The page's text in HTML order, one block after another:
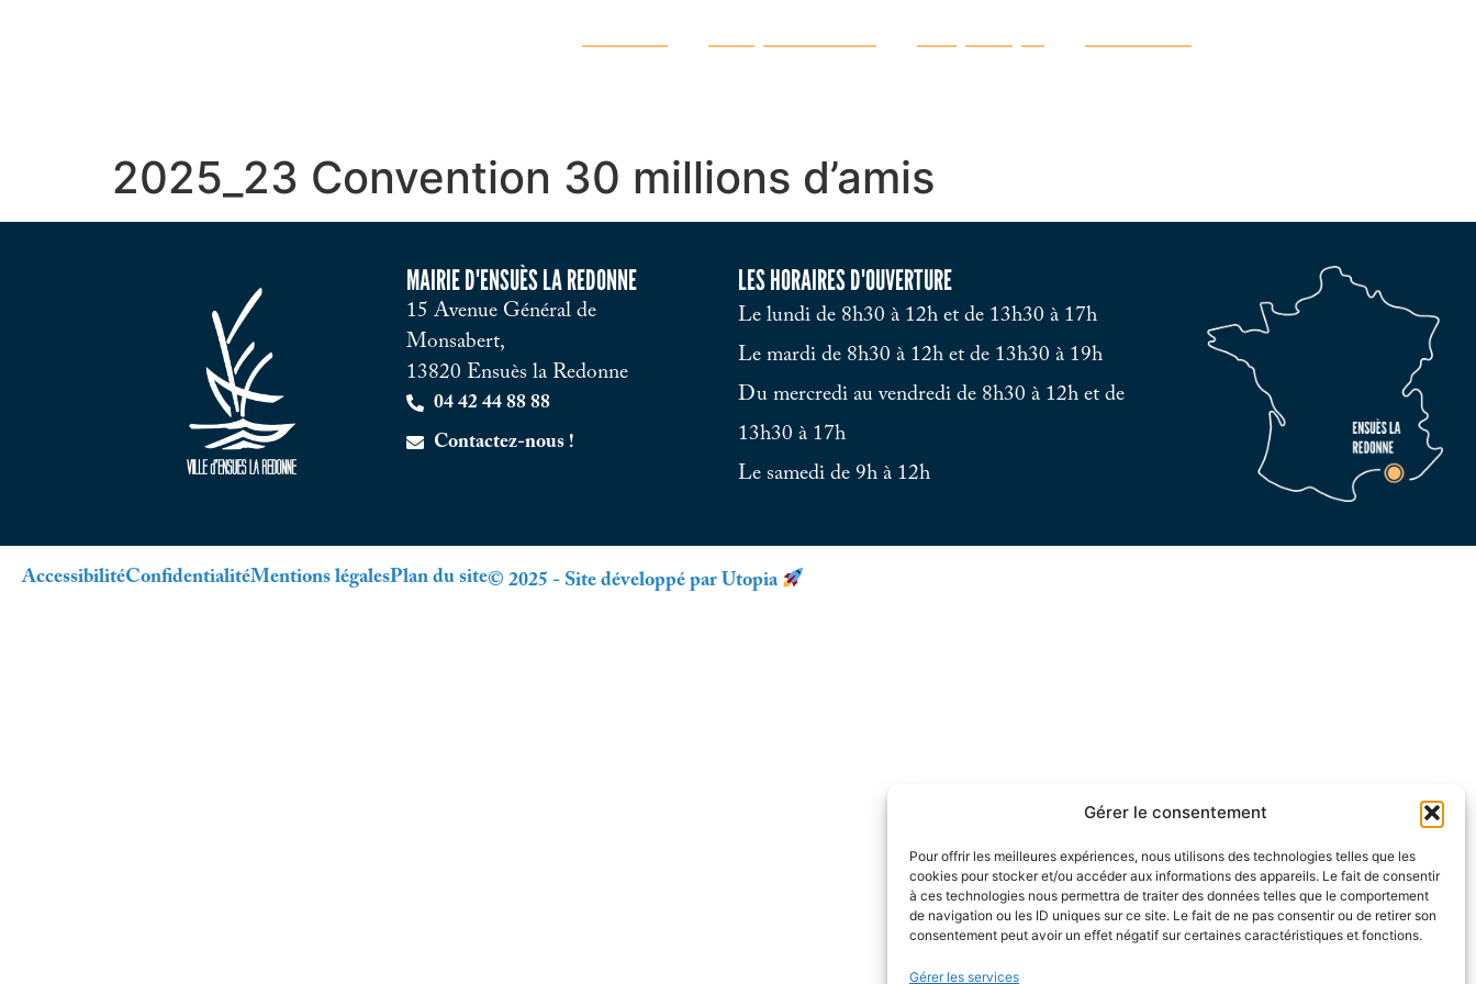
Gérer le consentement
Pour offrir les meilleures expériences, nous utilisons des technologies telles que les
cookies pour stocker et/ou accéder aux informations des appareils. Le fait de consentir
à ces technologies nous permettra de traiter des données telles que le comportement
de navigation ou les ID uniques sur ce site. Le fait de ne pas consentir ou de retirer son
consentement peut avoir un effet négatif sur certaines caractéristiques et fonctions.
Gérer les services
2025_23 Convention 30 millions d’amis
MAIRIE D'ENSUÈS LA REDONNE
15 Avenue Général de
Monsabert,
13820 Ensuès la Redonne
04 42 44 88 88
Contactez-nous !
LES HORAIRES D'OUVERTURE
Le lundi de 8h30 à 12h et de 13h30 à 17h
Le mardi de 8h30 à 12h et de 13h30 à 19h
Du mercredi au vendredi de 8h30 à 12h et de
13h30 à 17h
Le samedi de 9h à 12h
AccessibilitéConfidentialitéMentions légalesPlan du site© 2025 - Site développé par Utopia